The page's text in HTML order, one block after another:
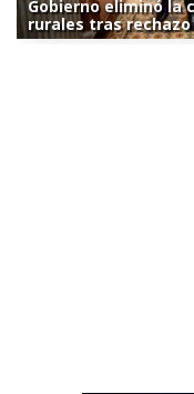
Gobierno eliminó la
rurales tras